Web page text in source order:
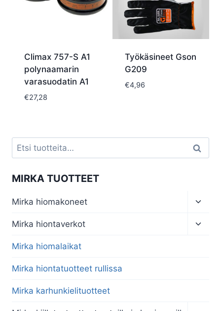
Climax 757-S A1
polynaamarin
varasuodatin A1
€27,28
Työkäsineet Gson
G209
€4,96
Etsi: Haku
MIRKA TUOTTEET
Mirka hiomakoneet
menu
Mirka hiontaverkot
Mirka hiomalaikat
Mirka hiontatuotteet rullissa
Mirka karhunkielituotteet